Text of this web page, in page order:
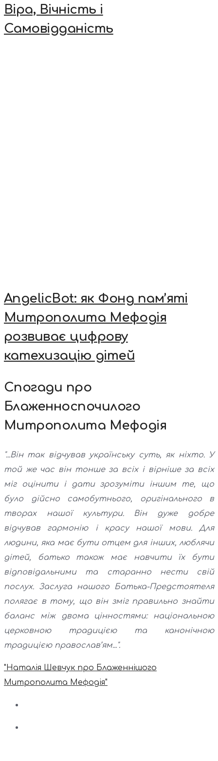
Віра, Вічність і
Самовідданість
AngelicBot: як Фонд пам’яті
Митрополита Мефодія
розвиває цифрову
катехизацію дітей
Спогади про
Блаженноспочилого
Митрополита Мефодія
"...Він так відчував українську суть, як ніхто. У
той же час він тонше за всіх і вірніше за всіх
міг оцінити і дати зрозуміти іншим те, що
було дійсно самобутнього, оригінального в
творах нашої культури. Він дуже добре
відчував гармонію і красу нашої мови. Для
людини, яка має бути отцем для інших, люблячи
дітей, батько також має навчити їх бути
відповідальними та старанно нести свій
послух. Заслуга нашого Батька-Предстоятеля
полягає в тому, що він зміг правильно знайти
баланс між двома цінностями: національною
церковною традицією та канонічною
традицією православ’ям...".
"Наталія Шевчук про Блаженнішого
Митрополита Мефодія"